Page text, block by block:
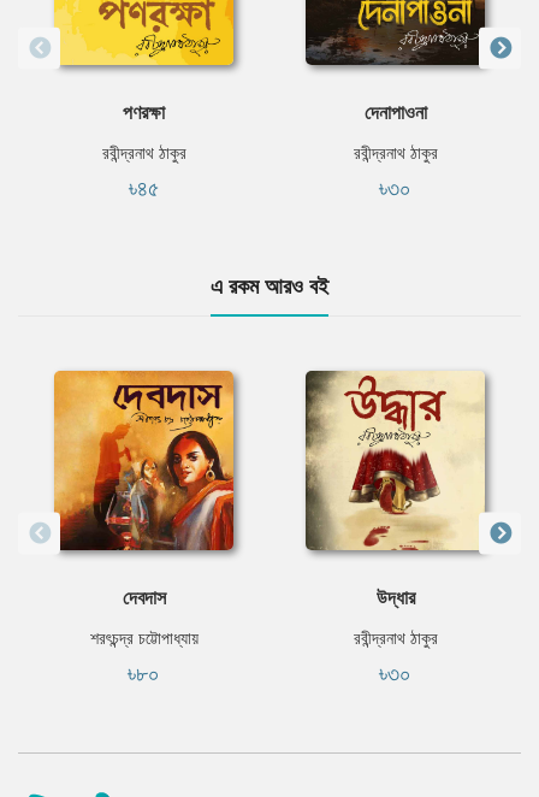
পণরক্ষা
রবীন্দ্রনাথ ঠাকুর
৳৪৫
দেনাপাওনা
রবীন্দ্রনাথ ঠাকুর
৳৩০
এ রকম আরও বই
দেবদাস
শরৎচন্দ্র চট্টোপাধ্যায়
৳৮০
উদ্ধার
রবীন্দ্রনাথ ঠাকুর
৳৩০